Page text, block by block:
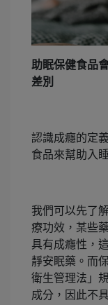
助眠保健食品
差別
認識成癮的定
食品來幫助入
我們可以先了
療功效，某些
具有成癮性，
靜安眠藥。而
衛生管理法」
成分，因此不